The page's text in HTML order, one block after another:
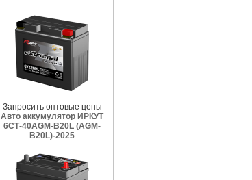
Запросить оптовые цены
Авто аккумулятор ИРКУТ
6СТ-40AGM-B20L (AGM-
B20L)-2025